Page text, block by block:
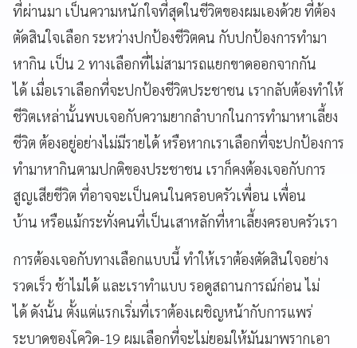
ที่ผ่านมา เป็นความหนักใจที่สุดในชีวิตของผมเองด้วย ที่ต้อง
ตัดสินใจเลือก ระหว่างปกป้องชีวิตคน กับปกป้องการทำมา
หากิน เป็น 2 ทางเลือกที่ไม่สามารถแยกขาดออกจากกัน
ได้ เมื่อเราเลือกที่จะปกป้องชีวิตประชาชน เรากลับต้องทำให้
ชีวิตเหล่านั้นพบเจอกับความยากลำบากในการทำมาหาเลี้ยง
ชีวิต ต้องอยู่อย่างไม่มีรายได้ หรือหากเราเลือกที่จะปกป้องการ
ทำมาหากินตามปกติของประชาชน เราก็คงต้องเจอกับการ
สูญเสียชีวิต ที่อาจจะเป็นคนในครอบครัวเพื่อน เพื่อน
บ้าน หรือแม้กระทั่งคนที่เป็นเสาหลักที่หาเลี้ยงครอบครัวเรา
การต้องเจอกับทางเลือกแบบนี้ ทำให้เราต้องตัดสินใจอย่าง
รวดเร็ว ช้าไม่ได้ และเราทำแบบ รอดูสถานการณ์ก่อน ไม่
ได้ ดังนั้น ตั้งแต่แรกเริ่มที่เราต้องเผชิญหน้ากับการแพร่
ระบาดของโควิด-19 ผมเลือกที่จะไม่ยอมให้มันมาพรากเอา